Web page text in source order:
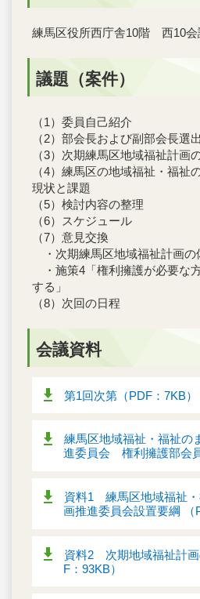
練馬区役所西庁舎10階 西10会
議題（案件）
（1）委員自己紹介
（2）部会長および副部会長選出
（3）次期練馬区地域福祉計画
（4）練馬区の地域福祉・福祉
現状と課題
（5）検討内容の整理
（6）スケジュール
（7）意見交換
・次期練馬区地域福祉計画の
・施策4「権利擁護が必要な
する」
（8）次回の日程
会議資料
第1回次第（PDF：7KB）
練馬区地域福祉・福祉の
進委員会 権利擁護部会
資料1 練馬区地域福祉
画推進委員会設置要綱 （
資料2 次期地域福祉計
F：93KB）